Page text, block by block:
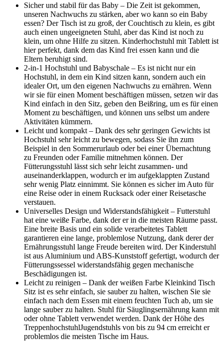
Sicher und stabil für das Baby – Die Zeit ist gekommen,
unseren Nachwuchs zu stärken, aber wo kann so ein Baby
essen? Der Tisch ist zu groß, der Couchtisch zu klein, es gibt
auch einen ungeeigneten Stuhl, aber das Kind ist noch zu
klein, um ohne Hilfe zu sitzen. Kinderhochstuhl mit Tablett ist
hier perfekt, dank dem das Kind frei essen kann und die
Eltern beruhigt sind.
2-in-1 Hochstuhl und Babyschale – Es ist nicht nur ein
Hochstuhl, in dem ein Kind sitzen kann, sondern auch ein
idealer Ort, um den eigenen Nachwuchs zu ernähren. Wenn
wir sie für einen Moment beschäftigen müssen, setzen wir das
Kind einfach in den Sitz, geben den Beißring, um es für einen
Moment zu beschäftigen, und können uns selbst um andere
Aktivitäten kümmern.
Leicht und kompakt – Dank des sehr geringen Gewichts ist
Hochstuhl sehr leicht zu bewegen, sodass Sie ihn zum
Beispiel in den Sommerurlaub oder bei einer Übernachtung
zu Freunden oder Familie mitnehmen können. Der
Fütterungsstuhl lässt sich sehr leicht zusammen- und
auseinanderklappen, wodurch er im aufgeklappten Zustand
sehr wenig Platz einnimmt. Sie können es sicher im Auto für
eine Reise oder in einem Rucksack oder einer Reisetasche
verstauen.
Universelles Design und Widerstandsfähigkeit – Futterstuhl
hat eine weiße Farbe, dank der er in die meisten Räume passt.
Eine breite Basis und ein solide verarbeitetes Tablett
garantieren eine lange, problemlose Nutzung, dank derer der
Ernährungsstuhl lange Freude bereiten wird. Der Kinderstuhl
ist aus Aluminium und ABS-Kunststoff gefertigt, wodurch der
Fütterungssessel widerstandsfähig gegen mechanische
Beschädigungen ist.
Leicht zu reinigen – Dank der weißen Farbe Kleinkind Tisch
Sitz ist es sehr einfach, sie sauber zu halten, wischen Sie sie
einfach nach dem Essen mit einem feuchten Tuch ab, um sie
lange sauber zu halten. Stuhl für Säuglingsernährung kann mit
oder ohne Tablett verwendet werden. Dank der Höhe des
TreppenhochstuhlJugendstuhls von bis zu 94 cm erreicht er
problemlos die meisten Tische im Haus.